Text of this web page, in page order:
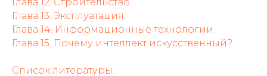
Глава 13. Эксплуатация.
Глава 14. Информационные технологии.
Глава 15. Почему интеллект искусственный?
Список литературы.